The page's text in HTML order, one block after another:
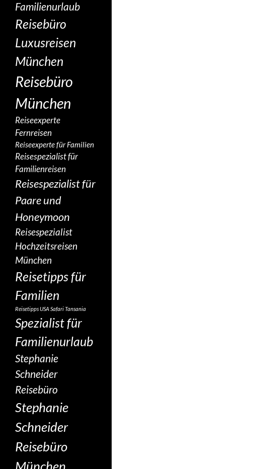
Familienurlaub
Reisebüro
Luxusreisen
München
Reisebüro
München
Reiseexperte
Fernreisen
Reiseexperte für Familien
Reisespezialist für
Familienreisen
Reisespezialist für
Paare und
Honeymoon
Reisespezialist
Hochzeitsreisen
München
Reisetipps für
Familien
Reisetipps USASafari Tansania
Spezialist für
Familienurlaub
Stephanie
Schneider
Reisebüro
Stephanie
Schneider
Reisebüro